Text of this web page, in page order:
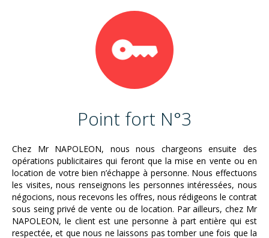
Point fort N°3
Chez Mr NAPOLEON, nous nous chargeons ensuite des
opérations publicitaires qui feront que la mise en vente ou en
location de votre bien n’échappe à personne. Nous effectuons
les visites, nous renseignons les personnes intéressées, nous
négocions, nous recevons les offres, nous rédigeons le contrat
sous seing privé de vente ou de location. Par ailleurs, chez Mr
NAPOLEON, le client est une personne à part entière qui est
respectée, et que nous ne laissons pas tomber une fois que la